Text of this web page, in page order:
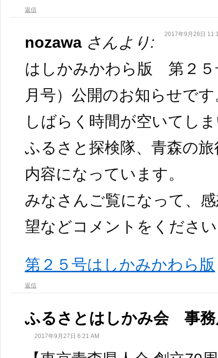
返信
nozawa さんより: 2017年9月28日
はしかみかわら版 第２５
月号）公開のお知らせです
しばらく時間が空いてし
ふるさと探検隊、青森の
内容になっています。
みなさんご覧になって、
望などコメントをくださ
第２５号はしかみかわら版
返信
ふるさとはしかみ会 事務
2017年9月27日 6:21 AM